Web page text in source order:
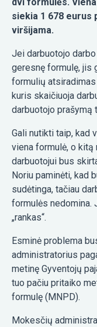
siekia 1 678 eurus
viršijama.
Jei darbuotojo
geresnę formulę, jis
formulių
kuris skaičiuoja
darbuotojo prašymą
Gali nutikti taip, kad
viena formulė, o kitą
darbuotojui bus
Noriu paminėti, kad
sudėtinga, tačiau
formulės nedomina.
„rankas“.
Esminė problema
administratorius
metinę Gyventojų
tuo pačiu pritaiko
formulę (MNPD).
Mokesčių